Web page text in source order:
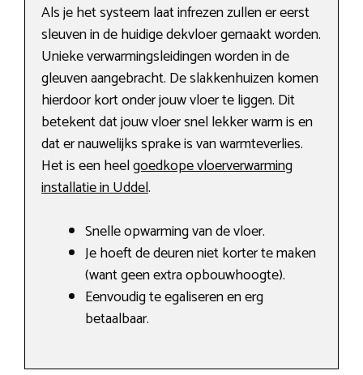
Als je het systeem laat infrezen zullen er eerst
sleuven in de huidige dekvloer gemaakt worden.
Unieke verwarmingsleidingen worden in de
gleuven aangebracht. De slakkenhuizen komen
hierdoor kort onder jouw vloer te liggen. Dit
betekent dat jouw vloer snel lekker warm is en
dat er nauwelijks sprake is van warmteverlies.
Het is een heelgoedkope vloerverwarming
installatie in Uddel.
Snelle opwarming van de vloer.
Je hoeft de deuren niet korter te maken
(want geen extra opbouwhoogte).
Eenvoudig te egaliseren en erg
betaalbaar.